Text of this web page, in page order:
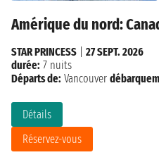
Amérique du nord:
Détails
Réservez-vous
STAR PRINCESS
27 SEPT. 2026
durée: 7 nuits
Départs de: Vancouver